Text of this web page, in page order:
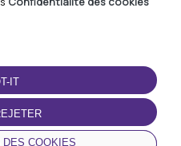
IT
DES COOKIES
TÉLÉCHARGEZ
L'APPLICATION